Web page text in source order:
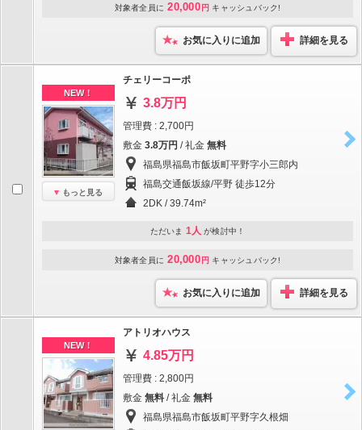
対象者全員に 20,000 円 キャッシュバック!
お気に入りに追加 詳細を見る
NEW！
もっと見る
チェリーコーポ
3.8万円
管理費 : 2,700円
敷金 3.8万円 / 礼金 無料
福島県福島市飯坂町平野字小三郎内
福島交通飯坂線/平野 徒歩12分
2DK / 39.74m²
ただいま 1人 が検討中！
対象者全員に 20,000 円 キャッシュバック!
お気に入りに追加 詳細を見る
NEW！
アトリオハウス
4.85万円
管理費 : 2,800円
敷金 無料 / 礼金 無料
福島県福島市飯坂町平野字久根畑